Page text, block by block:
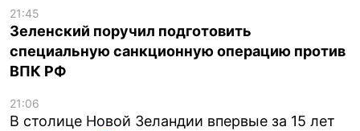
21:45
Зеленский поручил подготовить
специальную санкционную операцию против
ВПК РФ
21:06
В столице Новой Зеландии впервые за 15 лет